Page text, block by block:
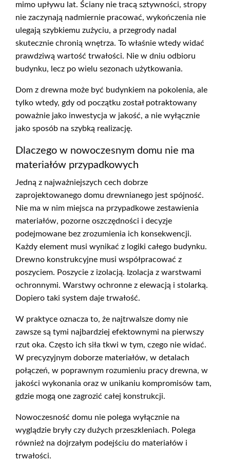
mimo upływu lat. Ściany nie tracą sztywności, stropy
nie zaczynają nadmiernie pracować, wykończenia nie
ulegają szybkiemu zużyciu, a przegrody nadal
skutecznie chronią wnętrza. To właśnie wtedy widać
prawdziwą wartość trwałości. Nie w dniu odbioru
budynku, lecz po wielu sezonach użytkowania.
Dom z drewna może być budynkiem na pokolenia, ale
tylko wtedy, gdy od początku został potraktowany
poważnie jako inwestycja w jakość, a nie wyłącznie
jako sposób na szybką realizację.
Dlaczego w nowoczesnym domu nie ma
materiałów przypadkowych
Jedną z najważniejszych cech dobrze
zaprojektowanego domu drewnianego jest spójność.
Nie ma w nim miejsca na przypadkowe zestawienia
materiałów, pozorne oszczędności i decyzje
podejmowane bez zrozumienia ich konsekwencji.
Każdy element musi wynikać z logiki całego budynku.
Drewno konstrukcyjne musi współpracować z
poszyciem. Poszycie z izolacją. Izolacja z warstwami
ochronnymi. Warstwy ochronne z elewacją i stolarką.
Dopiero taki system daje trwałość.
W praktyce oznacza to, że najtrwalsze domy nie
zawsze są tymi najbardziej efektownymi na pierwszy
rzut oka. Często ich siła tkwi w tym, czego nie widać.
W precyzyjnym doborze materiałów, w detalach
połączeń, w poprawnym rozumieniu pracy drewna, w
jakości wykonania oraz w unikaniu kompromisów tam,
gdzie mogą one zagrozić całej konstrukcji.
Nowoczesność domu nie polega wyłącznie na
wyglądzie bryły czy dużych przeszkleniach. Polega
również na dojrzałym podejściu do materiałów i
trwałości.